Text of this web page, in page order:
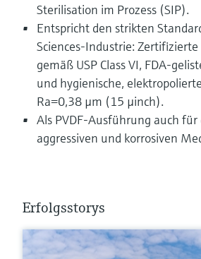
Sterilisation im Prozess (SIP).
Entspricht den strikten
Sciences-Industrie:
gemäß USP Class VI, FDA-
und hygienische,
Ra=0,38 µm (15 µinch).
Als PVDF-Ausführung auch für
aggressiven und korrosiven
Erfolgsstorys